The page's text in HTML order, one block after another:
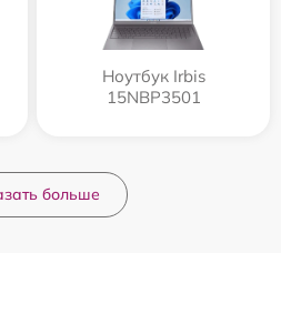
Ноутбук Irbis
15NBP3501
больше